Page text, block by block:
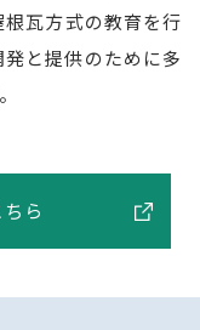
瓦方式の教育を行
と提供のために多
ら